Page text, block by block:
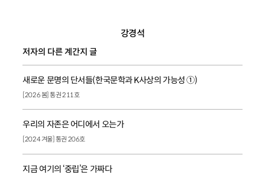
강경석
저자의 다른 계간지 글
새로운 문명의 단서들(한국문학과 K사상의 가능성 ①)
[2026 봄] 통권 211호
우리의 자존은 어디에서 오는가
[2024 겨울] 통권 206호
지금 여기의 ‘중립’은 가짜다